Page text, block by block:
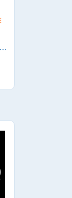
CrediPro Bordeaux Rive Droite